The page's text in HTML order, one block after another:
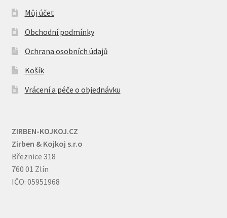
Můj účet
Obchodní podmínky
Ochrana osobních údajů
Košík
Vrácení a péče o objednávku
ZIRBEN-KOJKOJ.CZ
Zirben & Kojkoj s.r.o
Březnice 318
760 01 Zlín
IČO: 05951968